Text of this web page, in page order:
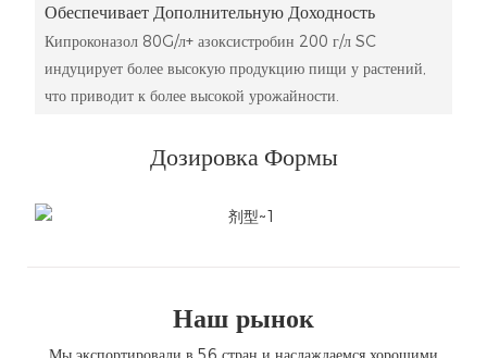
Обеспечивает Дополнительную Доходность
Кипроконазол 80G/л+ азоксистробин 200 г/л SC
индуцирует более высокую продукцию пищи у растений,
что приводит к более высокой урожайности.
Дозировка Формы
Наш рынок